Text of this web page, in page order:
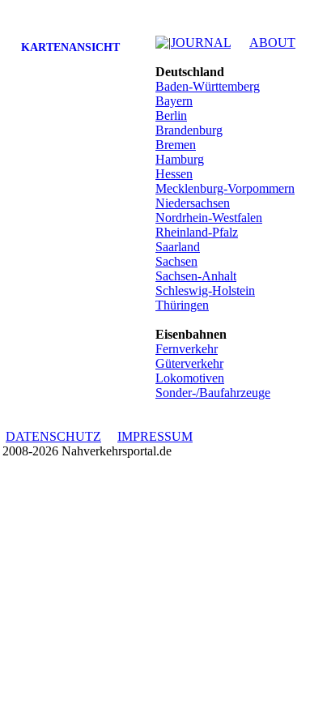
KARTENANSICHT
Deutschland
Baden-Württemberg
Bayern
Berlin
Brandenburg
Bremen
Hamburg
Hessen
Mecklenburg-Vorpommern
Niedersachsen
Nordrhein-Westfalen
Rheinland-Pfalz
Saarland
Sachsen
Sachsen-Anhalt
Schleswig-Holstein
Thüringen
Eisenbahnen
Fernverkehr
Güterverkehr
Lokomotiven
Sonder-/Baufahrzeuge
JOURNAL ABOUT
DATENSCHUTZ
IMPRESSUM
2008-2026 Nahverkehrsportal.de